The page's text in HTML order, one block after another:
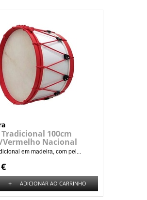
100cm
Vermelho Nacional
em madeira, com pel...
+ ADICIONAR AO CARRINHO